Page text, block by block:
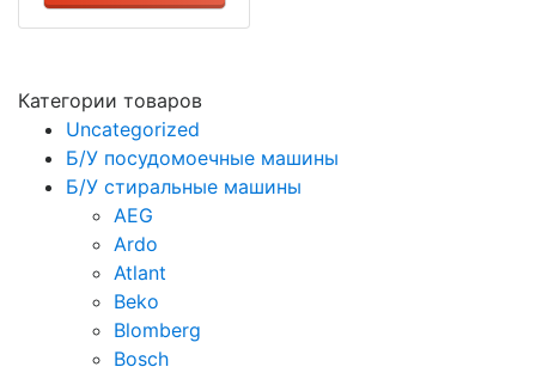
Категории товаров
Uncategorized
Б/У посудомоечные машины
Б/У стиральные машины
AEG
Ardo
Atlant
Beko
Blomberg
Bosch